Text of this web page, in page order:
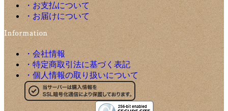
・お支払について
・お届けについて
・会社情報
・特定商取引法に基づく表記
・個人情報の取り扱いについて